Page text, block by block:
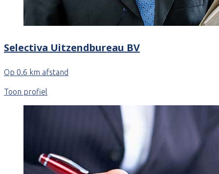
Selectiva Uitzendbureau BV
Op 0.6 km afstand
Toon profiel